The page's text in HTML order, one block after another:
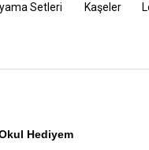
Setleri Kaşeler
Hediyem